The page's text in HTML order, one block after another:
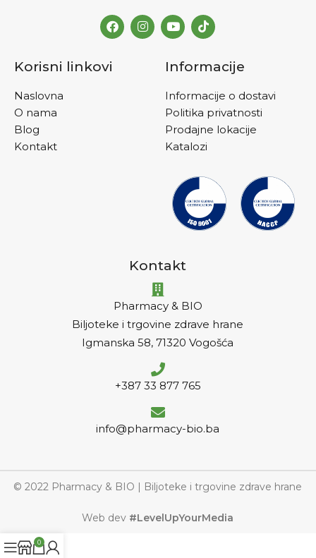
Korisni linkovi
Naslovna
O nama
Blog
Kontakt
Informacije
Informacije o dostavi
Politika privatnosti
Prodajne lokacije
Katalozi
Kontakt
Pharmacy & BIO
Biljoteke i trgovine zdrave hrane
Igmanska 58, 71320 Vogošća
+387 33 877 765
info@pharmacy-bio.ba
© 2022 Pharmacy & BIO | Biljoteke i trgovine zdrave hrane
Web dev #LevelUpYourMedia
0